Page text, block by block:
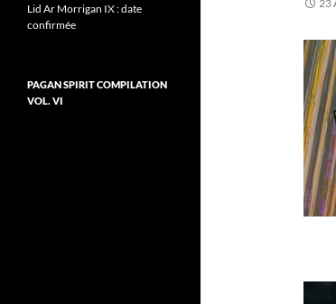
23
Lid Ar Morrigan IX : date
confirmée
PAGAN SPIRIT COMPILATION
VOL. VI